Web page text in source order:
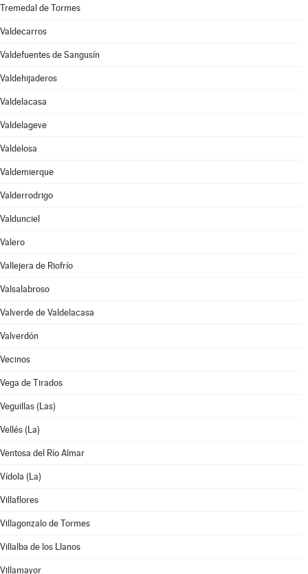
Tremedal de Tormes
Valdecarros
Valdefuentes de Sangusín
Valdehijaderos
Valdelacasa
Valdelageve
Valdelosa
Valdemierque
Valderrodrigo
Valdunciel
Valero
Vallejera de Riofrío
Valsalabroso
Valverde de Valdelacasa
Valverdón
Vecinos
Vega de Tirados
Veguillas (Las)
Vellés (La)
Ventosa del Río Almar
Vídola (La)
Villaflores
Villagonzalo de Tormes
Villalba de los Llanos
Villamayor